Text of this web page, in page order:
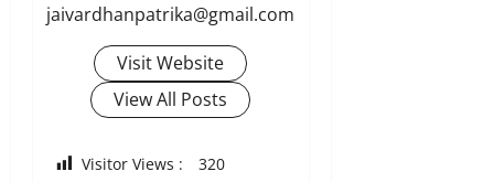
jaivardhanpatrika@gmail.com
Visit Website
View All Posts
Visitor Views : 320